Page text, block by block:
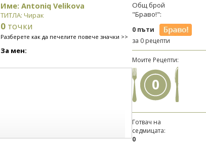
Име: Antoniq Velikova
ТИТЛА: Чирак
0 точки
Разберете как да печелите повече значки >>
За мен:
Общ брой
"Браво!":
0 пъти
за 0 рецепти
Моите Рецепти:
0
Готвач на
седмицата:
0